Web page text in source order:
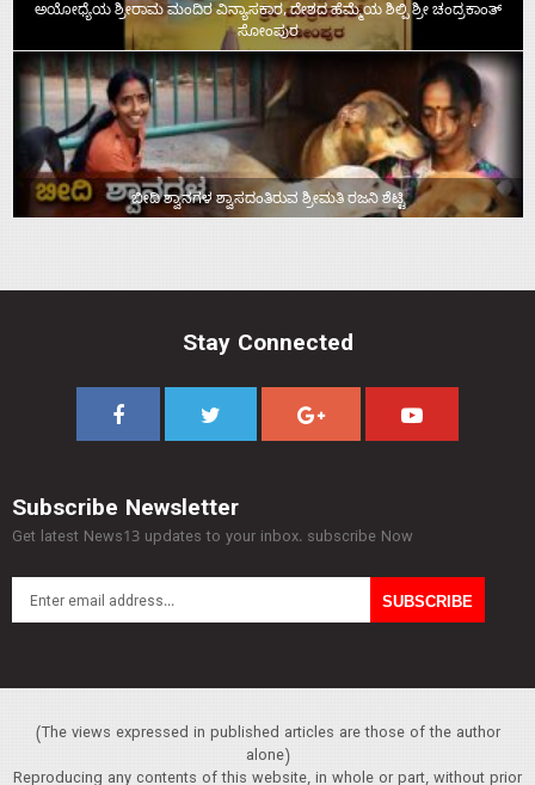
ಅಯೋಧ್ಯೆಯ ಶ್ರೀರಾಮ ಮಂದಿರ ವಿನ್ಯಾಸಕಾರ, ದೇಶದ ಹೆಮ್ಮೆಯ ಶಿಲ್ಪಿ ಶ್ರೀ ಚಂದ್ರಕಾಂತ್‌
ಸೋಂಪುರ
ಬೀದಿ ಶ್ವಾನಗಳ ಶ್ವಾಸದಂತಿರುವ ಶ್ರೀಮತಿ ರಜನಿ ಶೆಟ್ಟಿ
Stay Connected
Subscribe Newsletter
Get latest News13 updates to your inbox. subscribe Now
(The views expressed in published articles are those of the author
alone)
Reproducing any contents of this website, in whole or part, without prior